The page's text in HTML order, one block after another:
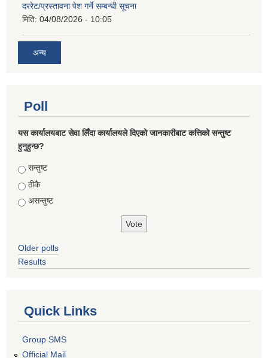
दररेट/प्रस्तावना पेश गर्ने सम्बन्धी सूचना
मिति: 04/08/2026 - 10:05
अन्य
Poll
यस कार्यालयबाट सेवा लिँदा कार्यालयले दिएको जानकारीबाट कत्तिको सन्तुष्ट
हुनुहुन्छ?
Choices
सन्तुष्ट
ठीकै
असन्तुष्ट
Older polls
Results
Quick Links
Group SMS
Official Mail